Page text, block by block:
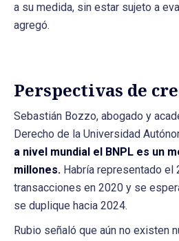
a su medida, sin estar sujeto a
agregó.
Perspectivas de
Sebastián Bozzo, abogado y
Derecho de la Universidad
a nivel mundial el BNPL es un
millones. Habría representado el
transacciones en 2020 y se
se duplique hacia 2024.
Rubio señaló que aún no existen